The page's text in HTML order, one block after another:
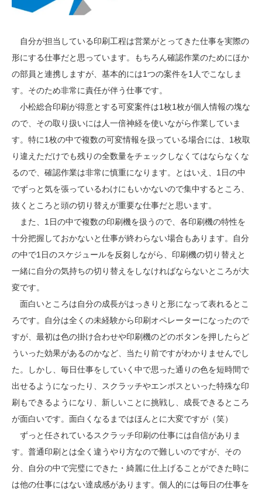
自分が担当している印刷工程は営業がとってきた仕事を実際の
形にする仕事だと思っています。もちろん確認作業のためにほか
の部員と連携しますが、基本的には1つの案件を1人でこなしま
す。そのため非常に責任が伴う仕事です。
小松総合印刷が得意とする可変案件は1枚1枚が個人情報の塊な
ので、その取り扱いには人一倍神経を使いながら作業していま
す。特に1枚の中で複数の可変情報を扱っている場合には、1枚取
り違えただけでも残りの全数量をチェックしなくてはならなくな
るので、確認作業は非常に慎重になります。とはいえ、1日の中
でずっと気を張っているわけにもいかないので集中するところ、
抜くところと頭の切り替えが重要な仕事だと思います。
また、1日の中で複数の印刷機を扱うので、各印刷機の特性を
十分把握しておかないと仕事が終わらない場合もあります。自分
の中で1日のスケジュールを反芻しながら、印刷機の切り替えと
一緒に自分の気持ちの切り替えをしなければならないところが大
変です。
面白いところは自分の成長がはっきりと形になって表れるとこ
ろです。自分は全くの未経験から印刷オペレーターになったので
すが、最初は色の掛け合わせや印刷機のどのボタンを押したらど
ういった効果があるのかなど、当たり前ですがわかりませんでし
た。しかし、毎日仕事をしていく中で思った通りの色を短時間で
出せるようになったり、スクラッチやエンボスといった特殊な印
刷もできるようになり、新しいことに挑戦し、成長できるところ
が面白いです。面白くなるまではほんとに大変ですが（笑）
ずっと任されているスクラッチ印刷の仕事には自信がありま
す。普通印刷とは全く違うやり方なので難しいのですが、その
分、自分の中で完璧にできた・綺麗に仕上げることができた時に
は他の仕事にはない達成感があります。個人的には毎日の仕事を